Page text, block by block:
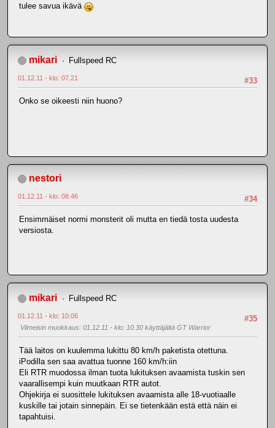
tulee savua ikävä
mikari Fullspeed RC
#33
01.12.11 - klo: 07.21
Onko se oikeesti niin huono?
nestori
#34
01.12.11 - klo: 08.46
Ensimmäiset normi monsterit oli mutta en tiedä tosta uudesta
versiosta.
mikari Fullspeed RC
#35
01.12.11 - klo: 10.06
Viimeisin muokkaus: 01.12.11 - klo: 10.30 käyttäjältä GT Warrior
Tää laitos on kuulemma lukittu 80 km/h paketista otettuna.
iPodilla sen saa avattua tuonne 160 km/h:iin
Eli RTR muodossa ilman tuota lukituksen avaamista tuskin sen
vaarallisempi kuin muutkaan RTR autot.
Ohjekirja ei suosittele lukituksen avaamista alle 18-vuotiaalle
kuskille tai jotain sinnepäin. Ei se tietenkään estä että näin ei
tapahtuisi.